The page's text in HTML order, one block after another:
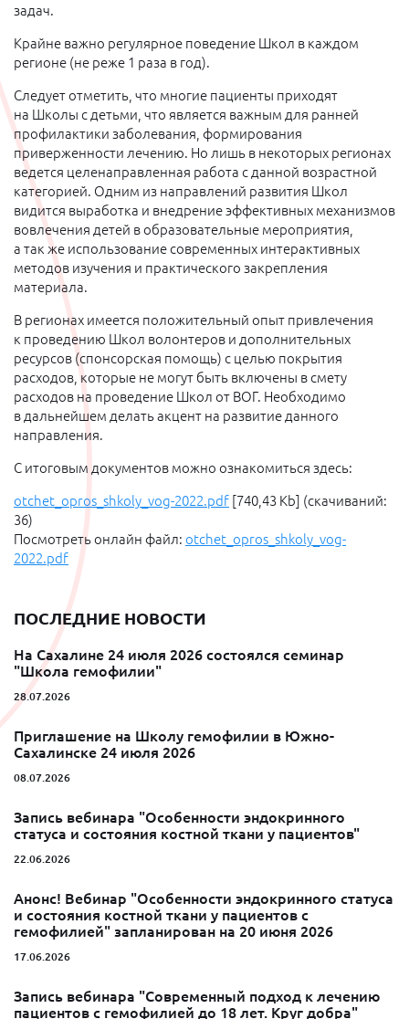
задач.
Крайне важно регулярное поведение Школ в каждом
регионе (не реже 1 раза в год).
Следует отметить, что многие пациенты приходят
на Школы с детьми, что является важным для ранней
профилактики заболевания, формирования
приверженности лечению. Но лишь в некоторых регионах
ведется целенаправленная работа с данной возрастной
категорией. Одним из направлений развития Школ
видится выработка и внедрение эффективных механизмов
вовлечения детей в образовательные мероприятия,
а так же использование современных интерактивных
методов изучения и практического закрепления
материала.
В регионах имеется положительный опыт привлечения
к проведению Школ волонтеров и дополнительных
ресурсов (спонсорская помощь) с целью покрытия
расходов, которые не могут быть включены в смету
расходов на проведение Школ от ВОГ. Необходимо
в дальнейшем делать акцент на развитие данного
направления.
С итоговым документов можно ознакомиться здесь:
otchet_opros_shkoly_vog-2022.pdf [740,43 Kb] (cкачиваний:
36)
Посмотреть онлайн файл: otchet_opros_shkoly_vog-
2022.pdf
ПОСЛЕДНИЕ НОВОСТИ
На Сахалине 24 июля 2026 состоялся семинар
"Школа гемофилии"
28.07.2026
Приглашение на Школу гемофилии в Южно-
Сахалинске 24 июля 2026
08.07.2026
Запись вебинара "Особенности эндокринного
статуса и состояния костной ткани у пациентов"
22.06.2026
Анонс! Вебинар "Особенности эндокринного статуса
и состояния костной ткани у пациентов с
гемофилией" запланирован на 20 июня 2026
17.06.2026
Запись вебинара "Современный подход к лечению
пациентов с гемофилией до 18 лет. Круг добра"